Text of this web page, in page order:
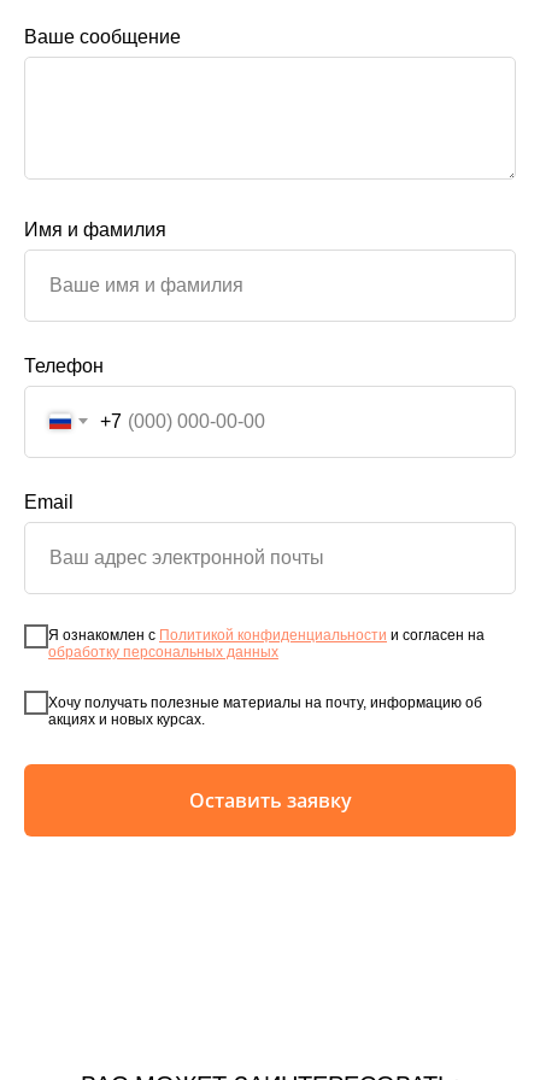
Ваше сообщение
Имя и фамилия
Телефон
+7
Email
Я ознакомлен с Политикой конфиденциальности и согласен на
обработку персональных данных
Хочу получать полезные материалы на почту, информацию об
акциях и новых курсах.
Оставить заявку